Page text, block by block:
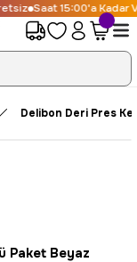
Saat 15:00'a Kadar
Delibon Deri Pres
Paket Beyaz